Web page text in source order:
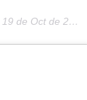
19 de Oct de 2019 a las 1:03 PDT